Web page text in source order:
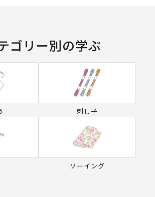
ゴリー別の学ぶ
刺し子
ソーイング